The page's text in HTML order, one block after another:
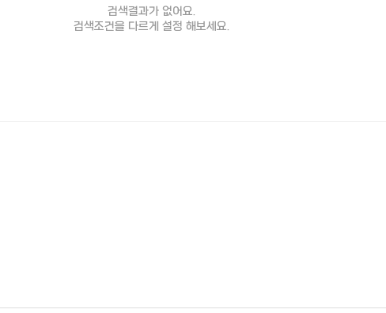
검색결과가 없어요.
검색조건을 다르게 설정 해보세요.